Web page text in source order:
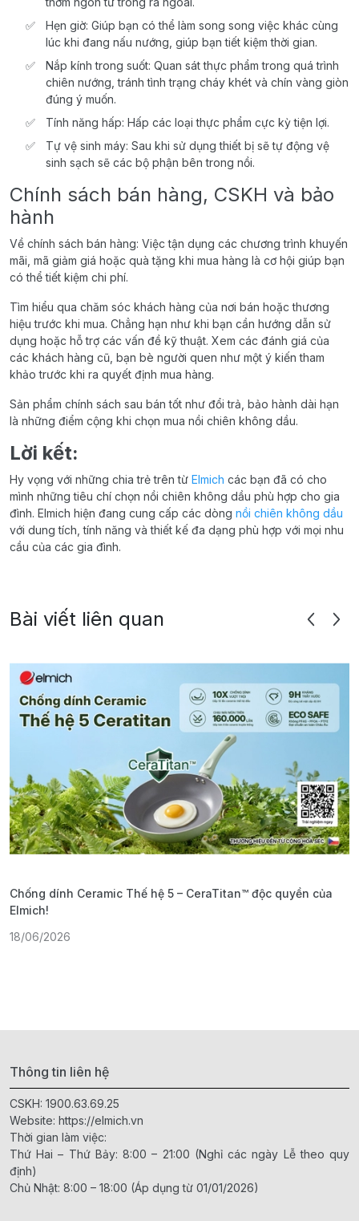
Hẹn giờ: Giúp bạn có thể làm song song việc khác cùng
lúc khi đang nấu nướng, giúp bạn tiết kiệm thời gian.
Nắp kính trong suốt: Quan sát thực phẩm trong quá trình
chiên nướng, tránh tình trạng cháy khét và chín vàng giòn
đúng ý muốn.
Tính năng hấp: Hấp các loại thực phẩm cực kỳ tiện lợi.
Tự vệ sinh máy: Sau khi sử dụng thiết bị sẽ tự động vệ
sinh sạch sẽ các bộ phận bên trong nồi.
Chính sách bán hàng, CSKH và bảo
hành
Về chính sách bán hàng: Việc tận dụng các chương trình khuyến
mãi, mã giảm giá hoặc quà tặng khi mua hàng là cơ hội giúp bạn
có thể tiết kiệm chi phí.
Tìm hiểu qua chăm sóc khách hàng của nơi bán hoặc thương
hiệu trước khi mua. Chẳng hạn như khi bạn cần hướng dẫn sử
dụng hoặc hỗ trợ các vấn đề kỹ thuật. Xem các đánh giá của
các khách hàng cũ, bạn bè người quen như một ý kiến tham
khảo trước khi ra quyết định mua hàng.
Sản phẩm chính sách sau bán tốt như đổi trả, bảo hành dài hạn
là những điểm cộng khi chọn mua nồi chiên không dầu.
Lời kết:
Hy vọng với những chia trẻ trên từ Elmich các bạn đã có cho
mình những tiêu chí chọn nồi chiên không dầu phù hợp cho gia
đình. Elmich hiện đang cung cấp các dòng nồi chiên không dầu
với dung tích, tính năng và thiết kế đa dạng phù hợp với mọi nhu
cầu của các gia đình.
Bài viết liên quan
Chống dính Ceramic Thế hệ 5 – CeraTitan™ độc quyền của
Elmich!
18/06/2026
Thông tin liên hệ
CSKH: 1900.63.69.25
Website: https://elmich.vn
Thời gian làm việc:
Thứ Hai – Thứ Bảy: 8:00 – 21:00 (Nghỉ các ngày Lễ theo quy
định)
Chủ Nhật: 8:00 – 18:00 (Áp dụng từ 01/01/2026)